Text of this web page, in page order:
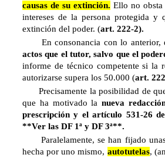
causas de su extinción. Ello no
intereses de la persona protegida
extinción del poder. (art. 222-2).
En consonancia con lo anterior,
actos que el tutor, salvo que el
informe de técnico competente si la
autorizarse supera los 50.000 (art.
Precisamente la posibilidad de que
que ha motivado lanueva
prescripción y el artículo 531-26
**Ver las DF 1ª y DF 3ª**.
Paralelamente, se han fijado
hecha por uno mismo, autotutelas,